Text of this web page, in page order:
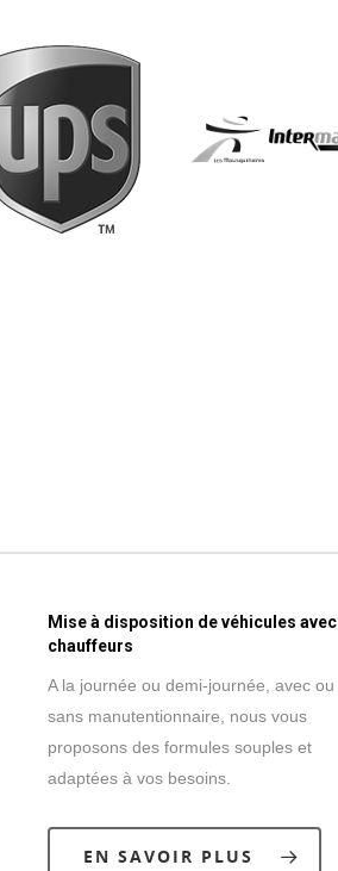
Mise à disposition de véhicules avec
chauffeurs
A la journée ou demi-journée, avec ou
sans manutentionnaire, nous vous
proposons des formules souples et
adaptées à vos besoins.
EN SAVOIR PLUS